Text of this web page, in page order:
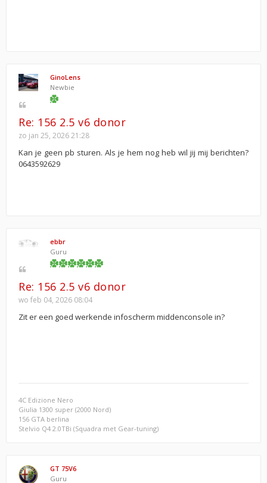
GinoLens
Newbie
Re: 156 2.5 v6 donor
zo jan 25, 2026 21:28
Kan je geen pb sturen. Als je hem nog heb wil jij mij berichten?
0643592629
ebbr
Guru
Re: 156 2.5 v6 donor
wo feb 04, 2026 08:04
Zit er een goed werkende infoscherm middenconsole in?
4C Edizione Nero
Giulia 1300 super (2000 Nord)
156 GTA berlina
Stelvio Q4 2.0TBi (Squadra met Gear-tuning)
GT 75V6
Guru